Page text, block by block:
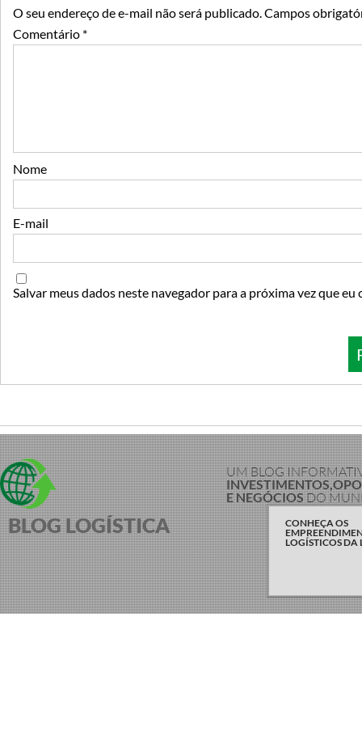
O seu endereço de e-mail não será publicado.Campos
Comentário *
Nome
E-mail
Salvar meus dados neste navegador para a próxima vez que eu
BLOG LOGÍSTICA
UM BLOG
E NEGÓCIOSDO
CONHEÇA OS
LOGÍSTICOS DA